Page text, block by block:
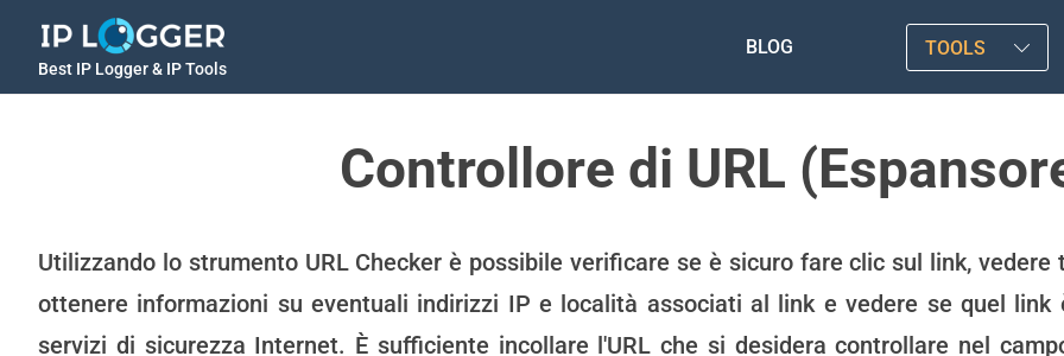
Best IP Logger & IP Tools
BLOG TOOLS
Controllore di URL
Utilizzando lo strumento URL Checker è possibile verificare se è sicuro fare clic sul link,
ottenere informazioni su eventuali indirizzi IP e località associati al link e vedere se quel
servizi di sicurezza Internet. È sufficiente incollare l'URL che si desidera controllare nel